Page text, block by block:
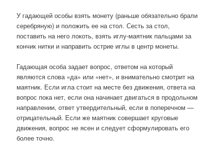
У гадающей особы взять монету (раньше обязательно брали
серебряную) и положить ее на стол. Сесть за стол,
поставить на него локоть, взять иглу-маятник пальцами за
кончик нитки и направить острие иглы в центр монеты.
Гадающая особа задает вопрос, ответом на который
являются слова «да» или «нет», и внимательно смотрит на
маятник. Если игла стоит на месте без движения, ответа на
вопрос пока нет, если она начинает двигаться в продольном
направлении, ответ утвердительный, если в поперечном —
отрицательный. Если же маятник совершает круговые
движения, вопрос не ясен и следует сформулировать его
более точно.